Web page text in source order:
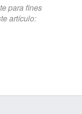
para fines
artículo: